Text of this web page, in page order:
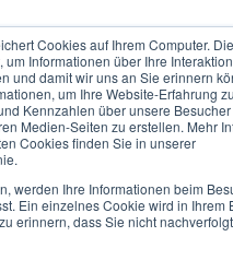
Cookies auf Ihrem Computer.
um Informationen über Ihre
und damit wir uns an Sie erinnern
um Ihre Website-Erfahrung
Kennzahlen über unsere
Medien-Seiten zu erstellen. Mehr
Cookies finden Sie in unserer
werden Ihre Informationen beim
Ein einzelnes Cookie wird in Ihrem
erinnern, dass Sie nicht
auf der
und
Shop
Landingpages
über das jeweilige
diese gelangen sie ganz
Mit wenigen Klicks kann im